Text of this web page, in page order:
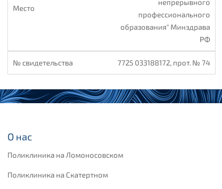
профессионального
образования" Минздрава
РФ
7725 033188172, прот. № 74
О нас
Поликлиника на Ломоносовском
Поликлиника на Скатертном